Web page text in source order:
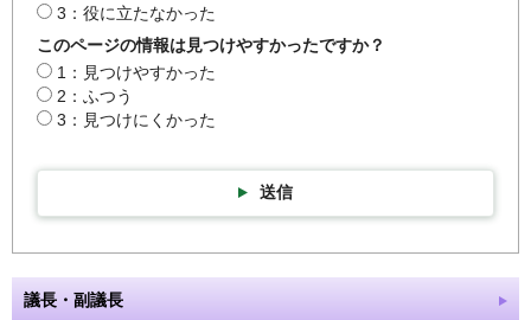
3：役に立たなかった
このページの情報は見つけやすかったですか？
1：見つけやすかった
2：ふつう
3：見つけにくかった
送信
議長・副議長